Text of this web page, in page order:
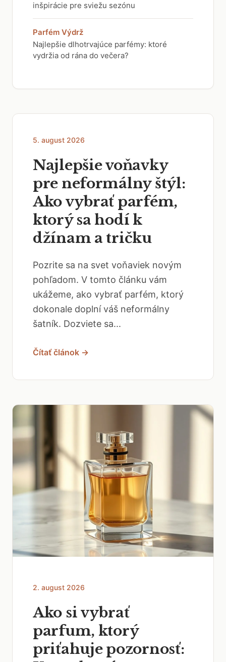
inšpirácie pre sviežu sezónu
Parfém Výdrž
Najlepšie dlhotrvajúce parfémy: ktoré
vydržia od rána do večera?
5. august 2026
Najlepšie voňavky
pre neformálny štýl:
Ako vybrať parfém,
ktorý sa hodí k
džínam a tričku
Pozrite sa na svet voňaviek novým
pohľadom. V tomto článku vám
ukážeme, ako vybrať parfém, ktorý
dokonale doplní váš neformálny
šatník. Dozviete sa...
Čítať článok →
2. august 2026
Ako si vybrať
parfum, ktorý
priťahuje pozornosť: